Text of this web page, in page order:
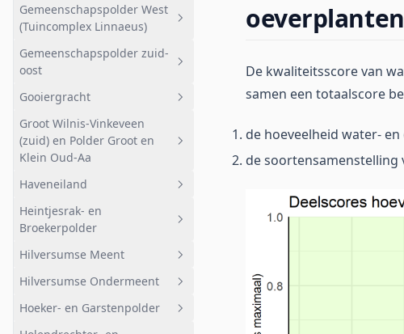
Staatsbosbeheer
Gansenhoef west
Geheel afwateringsgebied
Driemond
Stedelijk gebied Noord
Diemerbos
DLG vernatting
Betlem
Gemeenschapspolder West
(Tuincomplex Linnaeus)
Geheel afwateringsgebied
(Tuincomplex Linnaeus)
Gemeenschapspolder zuid-
oost
Geheel afwateringsgebied
Gemeenschapspolder zuid-
oost
Gooiergracht
Geheel afwateringsgebied
Gooiergracht
Groot Wilnis-Vinkeveen
(zuid) en Polder Groot en
Klein Oud-Aa
Geheel afwateringsgebied
Heicop en Geer
Armenland
Haveneiland
Geheel afwateringsgebied
Haveneiland
Heintjesrak- en
Broekerpolder
Geheel afwateringsgebied
Nabij Faunapassage
Broekerpolder
Hilversumse Meent
Geheel afwateringsgebied
Hilversumse Meent
Hilversumse Ondermeent
Geheel afwateringsgebied
Hoeker- en Garstenpolder
oeverplanten
De kwaliteitsscore van
samen een totaalscore
de hoeveelheid water-
de soortensamenstelling